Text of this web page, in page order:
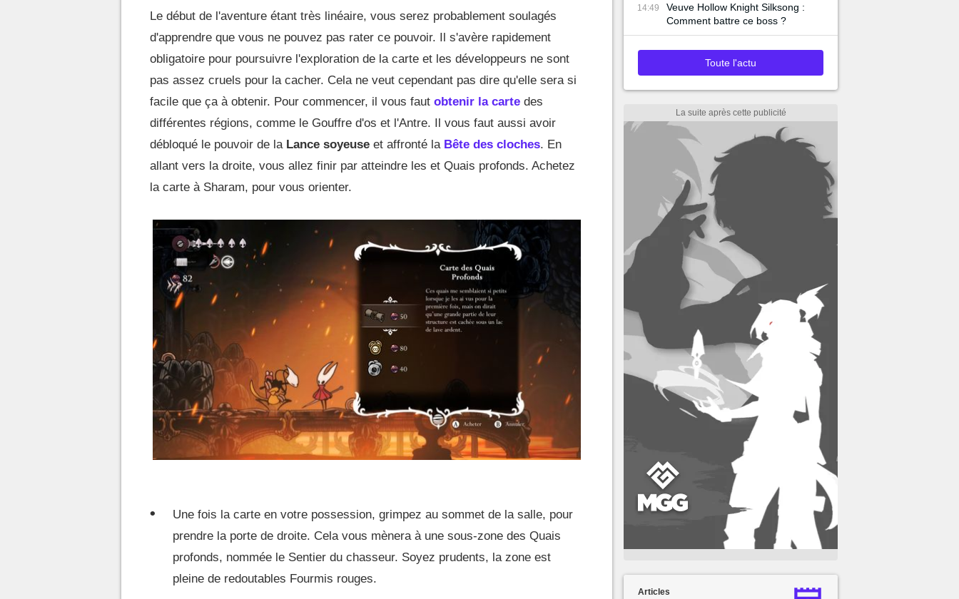
Le début de l'aventure étant très linéaire, vous serez probablement soulagés
d'apprendre que vous ne pouvez pas rater ce pouvoir. Il s'avère rapidement
obligatoire pour poursuivre l'exploration de la carte et les développeurs ne sont
pas assez cruels pour la cacher. Cela ne veut cependant pas dire qu'elle sera si
facile que ça à obtenir. Pour commencer, il vous faut obtenir la carte des
différentes régions, comme le Gouffre d'os et l'Antre. Il vous faut aussi avoir
débloqué le pouvoir de la Lance soyeuse et affronté la Bête des cloches. En
allant vers la droite, vous allez finir par atteindre les et Quais profonds. Achetez
la carte à Sharam, pour vous orienter.
Une fois la carte en votre possession, grimpez au sommet de la salle, pour
prendre la porte de droite. Cela vous mènera à une sous-zone des Quais
profonds, nommée le Sentier du chasseur. Soyez prudents, la zone est
pleine de redoutables Fourmis rouges.
14:49
Veuve Hollow Knight Silksong :
Comment battre ce boss ?
Toute l'actu
Articles